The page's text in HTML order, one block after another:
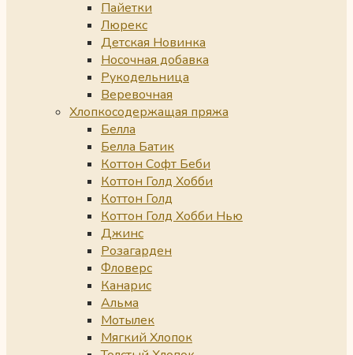
Пайетки
Люрекс
Детская Новинка
Носочная добавка
Рукодельница
Веревочная
Хлопкосодержащая пряжа
Белла
Белла Батик
Коттон Софт Беби
Коттон Голд Хобби
Коттон Голд
Коттон Голд Хобби Нью
Джинс
Розагарден
Фловерс
Канарис
Альма
Мотылек
Мягкий Хлопок